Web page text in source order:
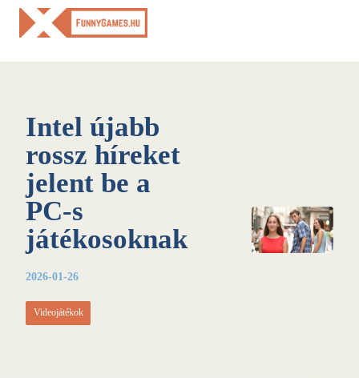
Skip
Intel újabb
rossz híreket
jelent be a
PC-s
játékosoknak
2026-01-26
Videojátékok